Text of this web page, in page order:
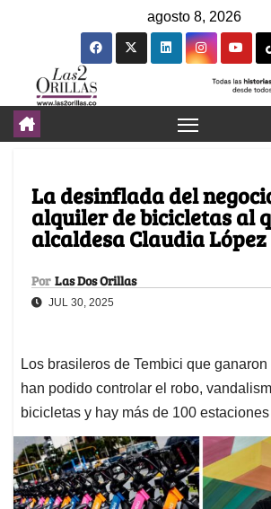
agosto 8, 2026
La desinflada del
alquiler de bicicletas al
alcaldesa Claudia
Por Las Dos Orillas
JUL 30, 2025
Los brasileros de Tembici que
han podido controlar el robo,
bicicletas y hay más de 100